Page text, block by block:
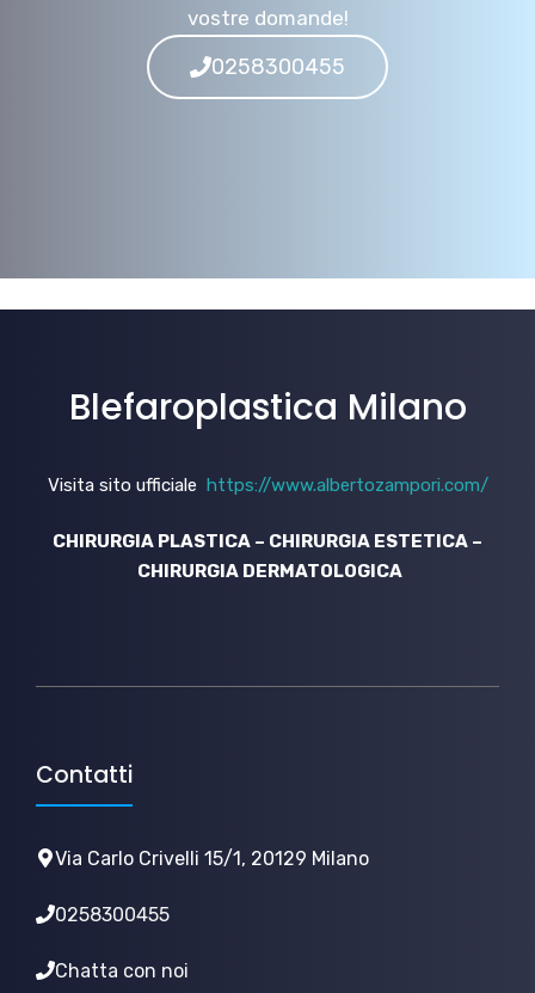
vostre domande!
0258300455
Blefaroplastica Milano
Visita sito ufficiale https://www.albertozampori.com/
CHIRURGIA PLASTICA – CHIRURGIA ESTETICA –
CHIRURGIA DERMATOLOGICA
Contatti
Via Carlo Crivelli 15/1, 20129 Milano
0258300455
Chatta con noi